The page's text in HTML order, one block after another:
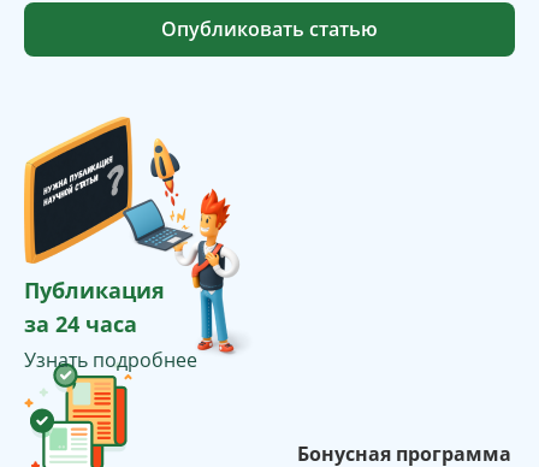
Опубликовать статью
Публикация
за 24 часа
Узнать подробнее
Бонусная программа